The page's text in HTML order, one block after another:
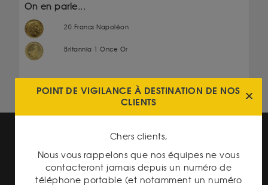
On en parle...
20 Francs Napoléon
Britannia 1 Once Or
POINT DE VIGILANCE À DESTINATION DE NOS
CLIENTS
Chers clients,
Nous vous rappelons que nos équipes ne vous
contacteront jamais depuis un numéro de
téléphone portable (et notamment un numéro